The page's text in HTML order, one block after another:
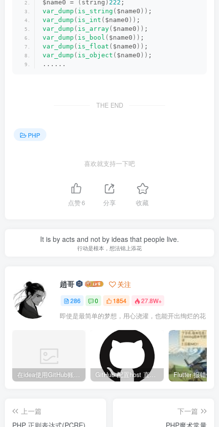
$name0 =
( string ) 222 ;
var_dump ( is_string ( $name0 )) ;
var_dump ( is_int ( $name0 )) ;
var_dump ( is_array( $name0 )) ;
var_dump ( is_bool ( $name0 )) ;
var_dump ( is_float ( $name0 )) ;
var_dump ( is_object ( $name0 )) ;
......
THE END
PHP
喜欢就支持一下吧
点赞6 分享 收藏
It is by acts and not by ideas that people live.
行动是根本，想法锦上添花
趙哥 关注
286 0 1854 27.8W+
即使是最简单的梦想，用心浇灌，也能开出绚烂的花
在idea使用GitHub账号、Copilot异常 GitHub 配置host 直接裸连
上一篇
下一篇